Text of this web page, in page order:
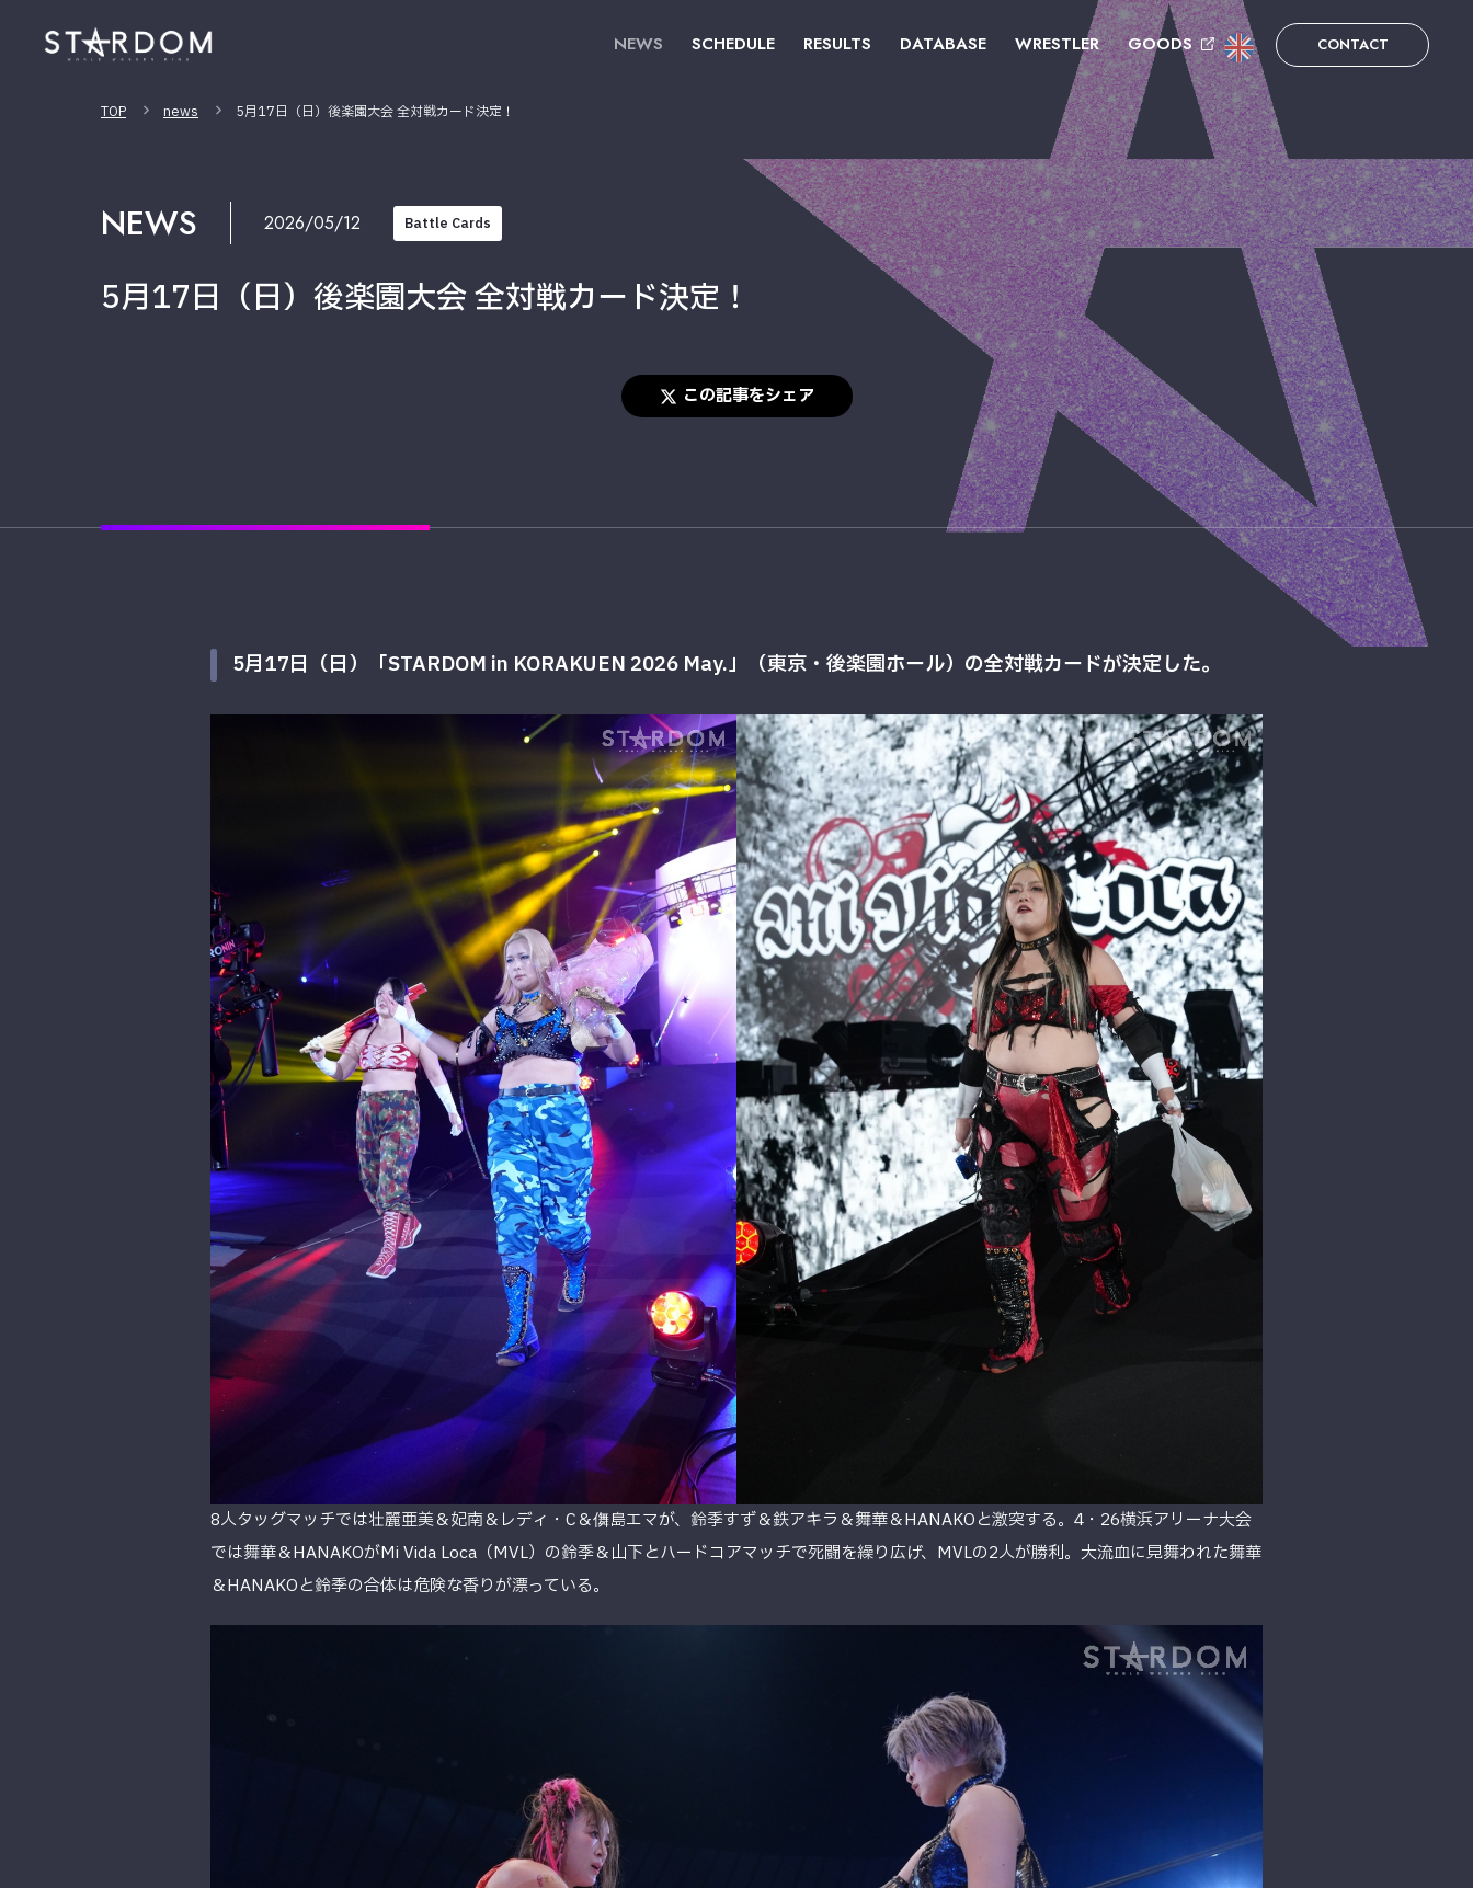
NEWS SCHEDULE RESULTS DATABASE WRESTLER GOODS CONTACT
TOP news 5月17日（日）後楽園大会 全対戦カード決定！
NEWS 2026/05/12 Battle Cards
5月17日（日）後楽園大会 全対戦カード決定！
この記事をシェア
5月17日（日）「STARDOM in KORAKUEN 2026 May.」（東京・後楽園ホール）の全対戦カードが決定した。
8人タッグマッチでは壮麗亜美＆妃南＆レディ・C＆儛島エマが、鈴季すず＆鉄アキラ＆舞華＆HANAKOと激突する。4・26横浜アリーナ大会
では舞華＆HANAKOがMi Vida Loca（MVL）の鈴季＆山下とハードコアマッチで死闘を繰り広げ、MVLの2人が勝利。大流血に見舞われた舞華
＆HANAKOと鈴季の合体は危険な香りが漂っている。